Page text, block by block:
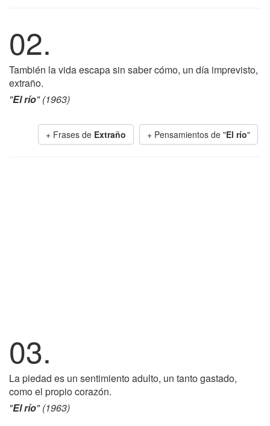
02.
También la vida escapa sin saber cómo, un día imprevisto,
extraño.
"El río" (1963)
+ Frases de Extraño + Pensamientos de "El río"
03.
La piedad es un sentimiento adulto, un tanto gastado,
como el propio corazón.
"El río" (1963)